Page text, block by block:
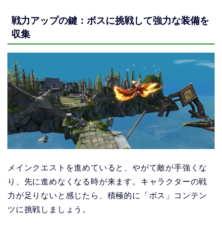
戦力アップの鍵：ボスに挑戦して強力な装備を
収集
メインクエストを進めていると、やがて敵が手強くな
り、先に進めなくなる時が来ます。キャラクターの戦
力が足りないと感じたら、積極的に「ボス」コンテン
ツに挑戦しましょう。